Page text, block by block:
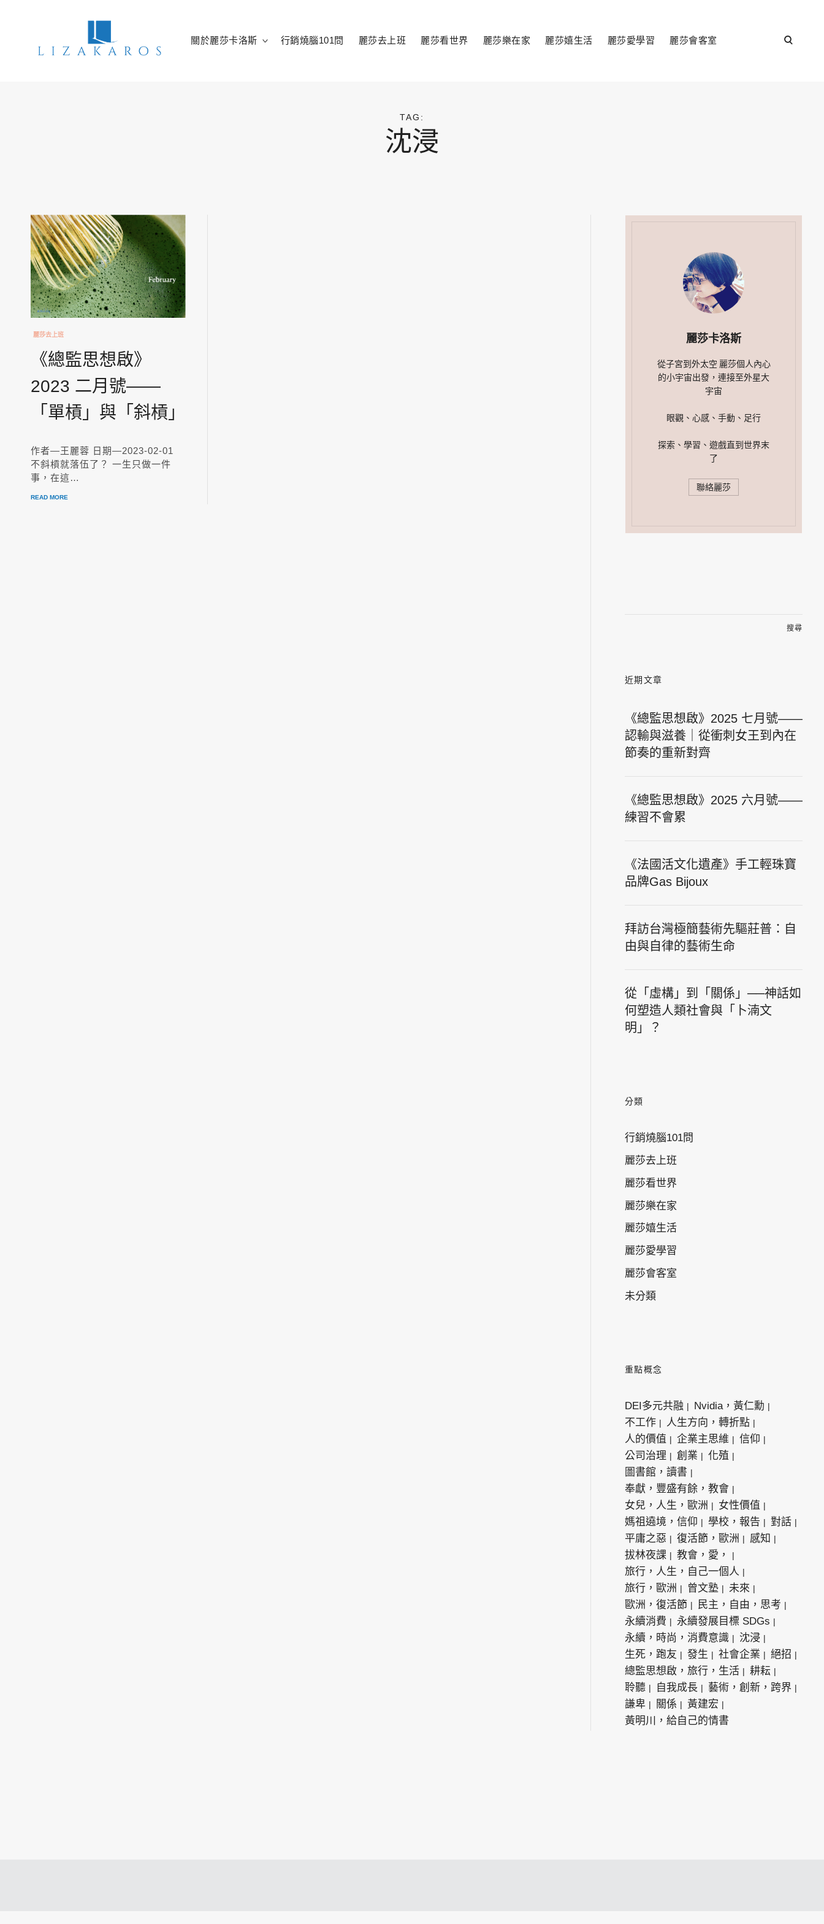
關於麗莎卡洛斯 toggle
child
行銷燒腦101問 麗莎去上班 麗莎看世界 麗莎樂在家 麗莎嬉生活 麗莎愛學習 麗莎會客室
open
TAG:
沈浸
麗莎去上班
《總監思想啟》
2023 二月號——
「單槓」與「斜槓」
作者—王麗蓉 日期—2023-02-01
不斜槓就落伍了？ 一生只做一件
事，在這…
READ MORE
麗莎卡洛斯
從子宮到外太空 麗莎個人內心
的小宇宙出發，連接至外星大
宇宙
眼觀、心感、手動、足行
探索、學習、遊戲直到世界末
了
聯絡麗莎
近期文章
《總監思想啟》2025 七月號——
認輸與滋養｜從衝刺女王到內在
節奏的重新對齊
《總監思想啟》2025 六月號——
練習不會累
《法國活文化遺產》手工輕珠寶
品牌Gas Bijoux
拜訪台灣極簡藝術先驅莊普：自
由與自律的藝術生命
從「虛構」到「關係」──神話如
何塑造人類社會與「卜湳文
明」？
分類
行銷燒腦101問
麗莎去上班
麗莎看世界
麗莎樂在家
麗莎嬉生活
麗莎愛學習
麗莎會客室
未分類
重點概念
DEI多元共融
Nvidia，黃仁勳
不工作
人生方向，轉折點
人的價值
企業主思維
信仰
公司治理
創業
化殖
圖書館，讀書
奉獻，豐盛有餘，教會
女兒，人生，歐洲
女性價值
媽祖遶境，信仰
學校，報告
對話
平庸之惡
復活節，歐洲
感知
拔林夜課
教會，愛，
旅行，人生，自己一個人
旅行，歐洲
曾文塾
未來
歐洲，復活節
民主，自由，思考
永續消費
永續發展目標 SDGs
永續，時尚，消費意識
沈浸
生死，跑友
發生 社會企業
絕招
總監思想啟，旅行，生活
耕耘
聆聽
自我成長
藝術，創新，跨界
謙卑
關係
黃建宏
黃明川，給自己的情書